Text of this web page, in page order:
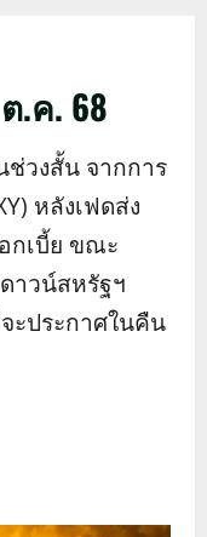
.ค. 68
ช่วงสั้น จากการ
หลังเฟดส่ง
กเบี้ย ขณะ
าวน์สหรัฐฯ
ะประกาศในคืน